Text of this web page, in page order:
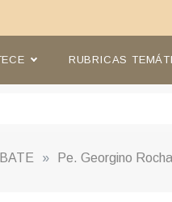
RUBRICAS
» Pe. Georgino